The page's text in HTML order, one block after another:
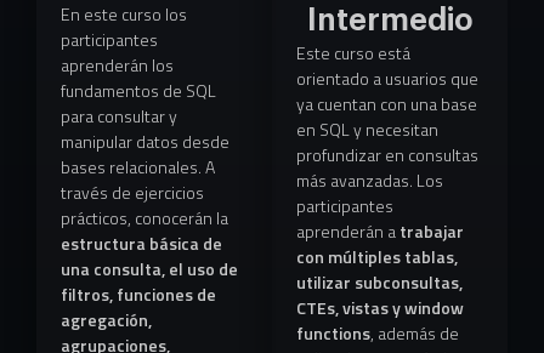
En este curso los
participantes
aprenderán los
fundamentos de SQL
para consultar y
manipular datos desde
bases relacionales. A
través de ejercicios
prácticos, conocerán la
estructura básica de
una consulta, el uso de
filtros, funciones de
agregación,
agrupaciones,
Intermedio
Este curso está
orientado a usuarios que
ya cuentan con una base
en SQL y necesitan
profundizar en consultas
más avanzadas. Los
participantes
aprenderán atrabajar
con múltiples tablas,
utilizar subconsultas,
CTEs, vistas y window
functions, además de